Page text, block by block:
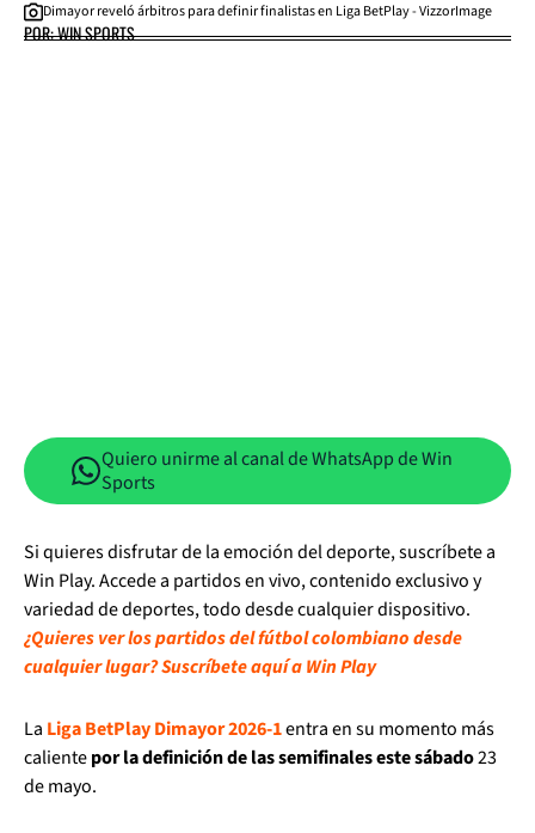
Dimayor reveló árbitros para definir finalistas en Liga BetPlay - VizzorImage
POR: WIN SPORTS
Quiero unirme al canal de WhatsApp de Win
Sports
Si quieres disfrutar de la emoción del deporte, suscríbete a
Win Play. Accede a partidos en vivo, contenido exclusivo y
variedad de deportes, todo desde cualquier dispositivo.
¿Quieres ver los partidos del fútbol colombiano desde
cualquier lugar? Suscríbete aquí a Win Play
La Liga BetPlay Dimayor 2026-1entra en su momento más
calientepor la definición de las semifinales este sábado23
de mayo.